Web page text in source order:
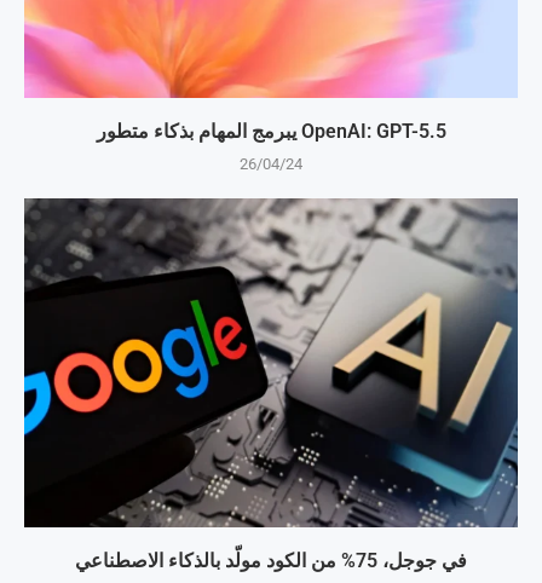
OpenAI: GPT-5.5 يبرمج المهام بذكاء متطور
26/04/24
في جوجل، 75% من الكود مولّد بالذكاء الاصطناعي